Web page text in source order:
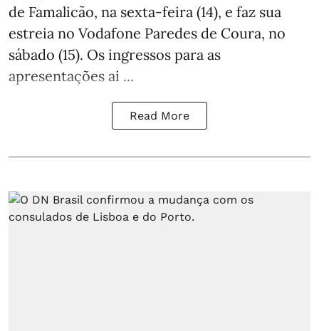
de Famalicão, na sexta-feira (14), e faz sua
estreia no Vodafone Paredes de Coura, no
sábado (15). Os ingressos para as
apresentações ai ...
Read More